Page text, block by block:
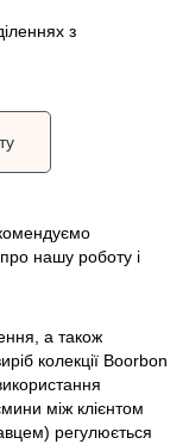
з
нашу роботу і
а також
колекції Boorbon
між клієнтом
регулюється